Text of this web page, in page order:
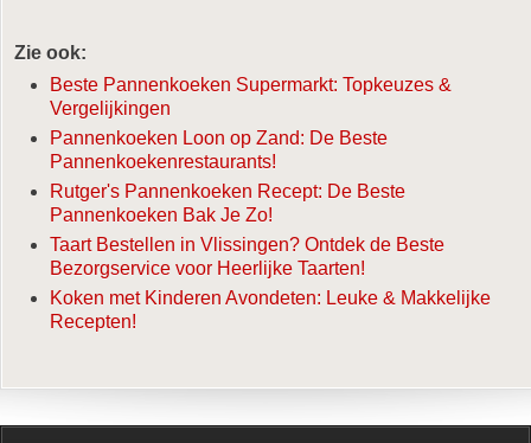
Zie ook:
Beste Pannenkoeken Supermarkt: Topkeuzes &
Vergelijkingen
Pannenkoeken Loon op Zand: De Beste
Pannenkoekenrestaurants!
Rutger's Pannenkoeken Recept: De Beste
Pannenkoeken Bak Je Zo!
Taart Bestellen in Vlissingen? Ontdek de Beste
Bezorgservice voor Heerlijke Taarten!
Koken met Kinderen Avondeten: Leuke & Makkelijke
Recepten!